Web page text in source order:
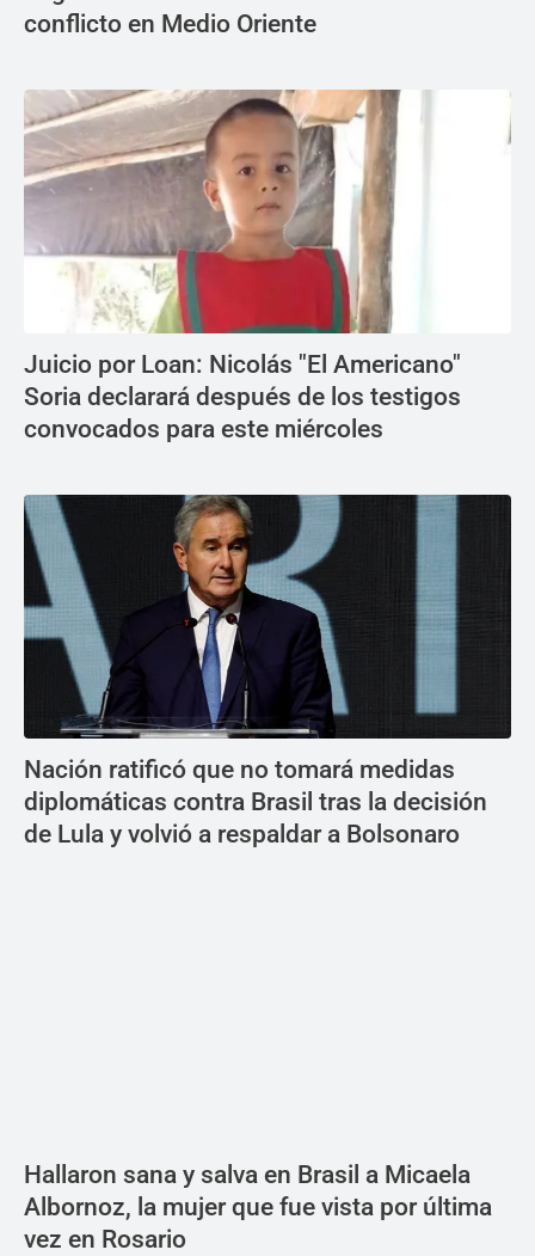
conflicto en Medio Oriente
Juicio por Loan: Nicolás "El Americano"
Soria declarará después de los testigos
convocados para este miércoles
Nación ratificó que no tomará medidas
diplomáticas contra Brasil tras la decisión
de Lula y volvió a respaldar a Bolsonaro
Hallaron sana y salva en Brasil a Micaela
Albornoz, la mujer que fue vista por última
vez en Rosario